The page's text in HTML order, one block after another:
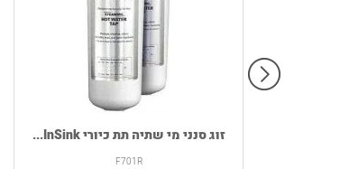
זוג סנני מי שתיה תת כיורי InSink...
F701R